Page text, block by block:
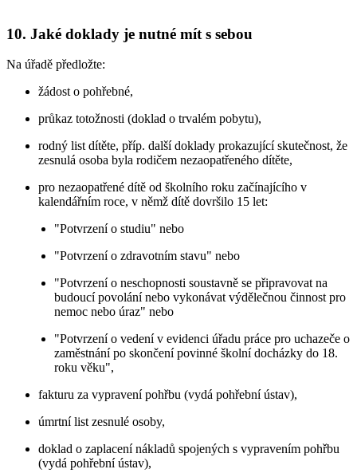
10. Jaké doklady je nutné mít s sebou
Na úřadě předložte:
žádost o pohřebné,
průkaz totožnosti (doklad o trvalém pobytu),
rodný list dítěte, příp. další doklady prokazující skutečnost, že
zesnulá osoba byla rodičem nezaopatřeného dítěte,
pro nezaopatřené dítě od školního roku začínajícího v
kalendářním roce, v němž dítě dovršilo 15 let:
"Potvrzení o studiu" nebo
"Potvrzení o zdravotním stavu" nebo
"Potvrzení o neschopnosti soustavně se připravovat na
budoucí povolání nebo vykonávat výdělečnou činnost pro
nemoc nebo úraz" nebo
"Potvrzení o vedení v evidenci úřadu práce pro uchazeče o
zaměstnání po skončení povinné školní docházky do 18.
roku věku",
fakturu za vypravení pohřbu (vydá pohřební ústav),
úmrtní list zesnulé osoby,
doklad o zaplacení nákladů spojených s vypravením pohřbu
(vydá pohřební ústav),